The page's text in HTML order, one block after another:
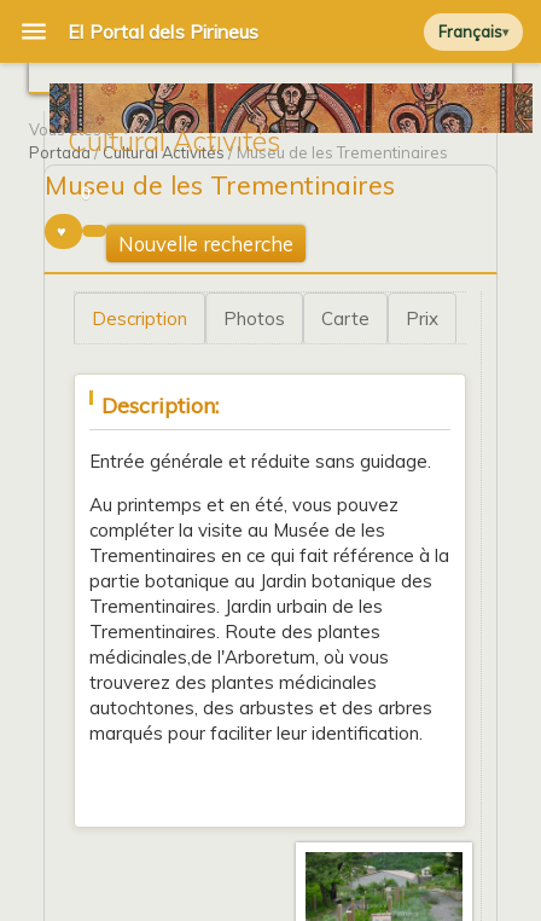
Français
Cultural Activités
Vous êtes à
Portada/Cultural Activités/ Museu de les Trementinaires
Museu de les Trementinaires
0
Nouvelle recherche
Description Photos Carte Prix
Description:
Entrée générale et réduite sans guidage.
Au printemps et en été, vous pouvez
compléter la visite au Musée de les
Trementinaires en ce qui fait référence à la
partie botanique au Jardin botanique des
Trementinaires. Jardin urbain de les
Trementinaires. Route des plantes
médicinales,de l'Arboretum, où vous
trouverez des plantes médicinales
autochtones, des arbustes et des arbres
marqués pour faciliter leur identification.